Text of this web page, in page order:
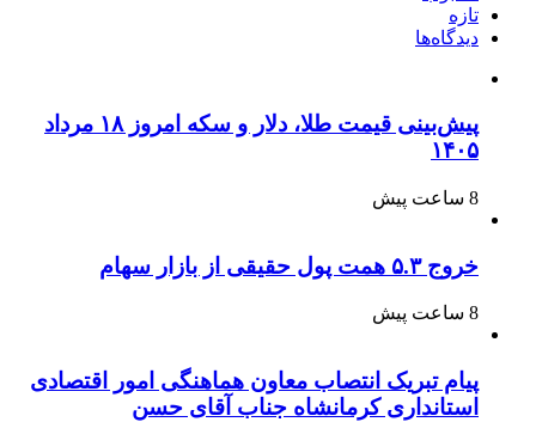
تازه
دیدگاه‌ها
پیش‌بینی قیمت طلا، دلار و سکه امروز ۱۸ مرداد
۱۴۰۵
8 ساعت پیش
خروج ۵.۳ همت پول حقیقی از بازار سهام
8 ساعت پیش
پیام تبریک انتصاب معاون هماهنگی امور اقتصادی
استانداری کرمانشاه جناب آقای حسن